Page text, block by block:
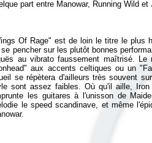
Of Rage" est de loin le titre le plus
se pencher sur les plutôt bonnes
au vibrato faussement maîtrisé.
aux accents celtiques ou un
se répètera d'ailleurs très souvent
sont assez faibles. Où qu'il aille,
les guitares à l'unisson de
le speed scandinave, et même